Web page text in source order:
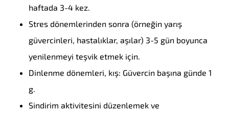
haftada 3-4 kez.
Stres dönemlerinden sonra (örneğin yarış
güvercinleri, hastalıklar, aşılar) 3-5 gün boyunca
yenilenmeyi teşvik etmek için.
Dinlenme dönemleri, kış: Güvercin başına günde 1
g.
Sindirim aktivitesini düzenlemek ve